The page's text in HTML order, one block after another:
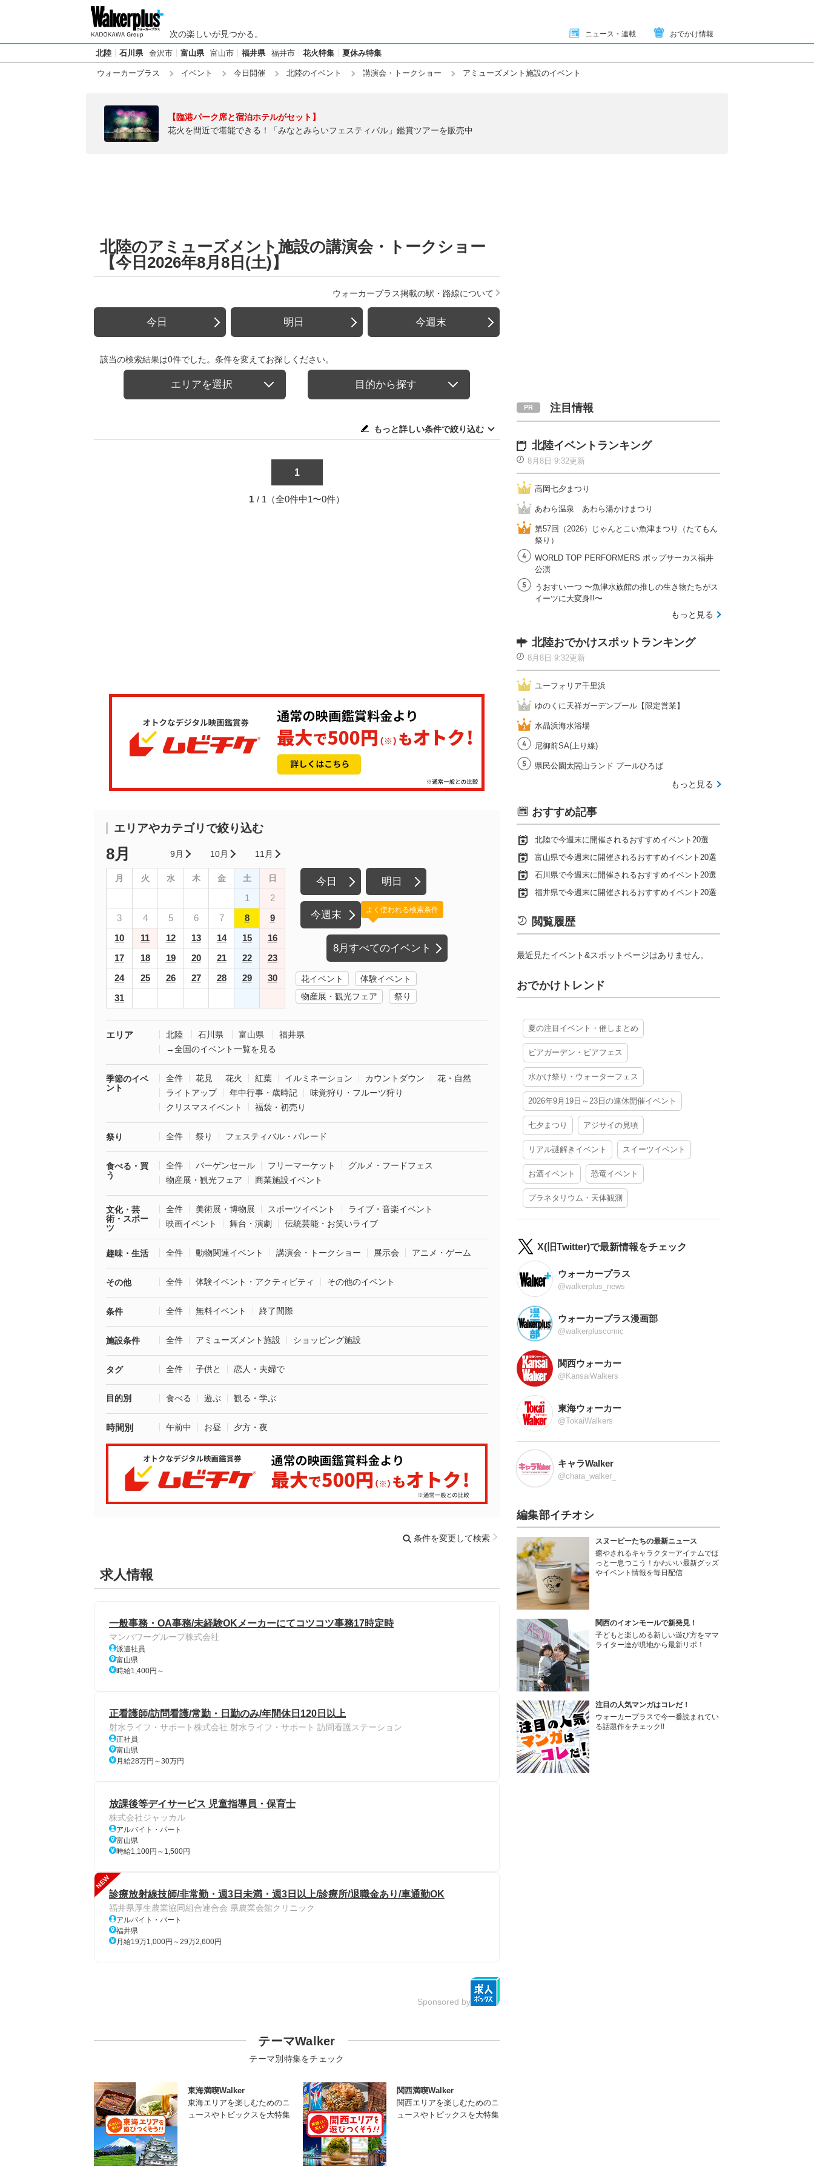
次の楽しいが見つかる。 ニュース・連載 おでかけ情報
北陸 石川県 金沢市 富山県 富山市 福井県 福井市 花火特集 夏休み特集
ウォーカープラス イベント 今日開催 北陸のイベント 講演会・トークショー アミューズメント施設のイベント
【臨港パーク席と宿泊ホテルがセット】
花火を間近で堪能できる！「みなとみらいフェスティバル」鑑賞ツアーを販売中
北陸のアミューズメント施設の講演会・トークショー
【今日2026年8月8日(土)】
ウォーカープラス掲載の駅・路線について
今日 明日 今週末
該当の検索結果は0件でした。条件を変えてお探しください。
エリアを選択 目的から探す
もっと詳しい条件で絞り込む
1
1 / 1（全0件中1〜0件）
エリアやカテゴリで絞り込む
8月 9月 10月 11月
月 火 水 木 金 土 日
1
2
3
4 5 6 7 8
9
10
11 12 13 14 15
16
17
18 19 20 21 22
23
24
25 26 27 28 29
30
31
今日 明日
今週末
8月すべてのイベント
よく使われる検索条件
花イベント
体験イベント
物産展・観光フェア
祭り
エリア 北陸 石川県 富山県
福井県
→全国のイベント一覧を見る
季節のイベ
ント
全件 花見 花火 紅葉 イルミネーション カウントダウン
花・自然
ライトアップ
年中行事・歳時記
味覚狩り・フルーツ狩り
クリスマスイベント
福袋・初売り
祭り 全件 祭り フェスティバル・パレード
食べる・買
う
全件 バーゲンセール フリーマーケット
グルメ・フードフェス
物産展・観光フェア
商業施設イベント
文化・芸
術・スポー
ツ
全件 美術展・博物展 スポーツイベント
ライブ・音楽イベント
映画イベント
舞台・演劇 伝統芸能・お笑いライブ
趣味・生活 全件 動物関連イベント 講演会・トークショー 展示会 アニメ・ゲーム
その他 全件 体験イベント・アクティビティ その他のイベント
条件 全件 無料イベント 終了間際
施設条件 全件 アミューズメント施設 ショッピング施設
タグ 全件 子供と 恋人・夫婦で
目的別 食べる 遊ぶ 観る・学ぶ
時間別 午前中 お昼 夕方・夜
条件を変更して検索
求人情報
一般事務・OA事務/未経験OKメーカーにてコツコツ事務17時定時
マンパワーグループ株式会社
派遣社員
富山県
時給1,400円～
正看護師/訪問看護/常勤・日勤のみ/年間休日120日以上
射水ライフ・サポート株式会社 射水ライフ・サポート 訪問看護ステーション
正社員
富山県
月給28万円～30万円
放課後等デイサービス 児童指導員・保育士
株式会社ジャッカル
アルバイト・パート
富山県
時給1,100円～1,500円
NEW
診療放射線技師/非常勤・週3日未満・週3日以上/診療所/退職金あり/車通勤OK
福井県厚生農業協同組合連合会 県農業会館クリニック
アルバイト・パート
福井県
月給19万1,000円～29万2,600円
Sponsored by
テーマWalker
テーマ別特集をチェック
東海満喫Walker
東海エリアを楽しむためのニ
ュースやトピックスを大特集
関西満喫Walker
関西エリアを楽しむためのニ
ュースやトピックスを大特集
注目情報
北陸イベントランキング
8月8日 9:32更新
高岡七夕まつり
あわら温泉 あわら湯かけまつり
第57回（2026）じゃんとこい魚津まつり（たてもん
祭り）
WORLD TOP PERFORMERS ポップサーカス福井
公演
うおすいーつ 〜魚津水族館の推しの生き物たちがス
イーツに大変身!!〜
もっと見る
北陸おでかけスポットランキング
8月8日 9:32更新
ユーフォリア千里浜
ゆのくに天祥ガーデンプール【限定営業】
水晶浜海水浴場
尼御前SA(上り線)
県民公園太閤山ランド プールひろば
もっと見る
おすすめ記事
北陸で今週末に開催されるおすすめイベント20選
富山県で今週末に開催されるおすすめイベント20選
石川県で今週末に開催されるおすすめイベント20選
福井県で今週末に開催されるおすすめイベント20選
閲覧履歴
最近見たイベント&スポットページはありません。
おでかけトレンド
夏の注目イベント・催しまとめ
ビアガーデン・ビアフェス
水かけ祭り・ウォーターフェス
2026年9月19日～23日の連休開催イベント
七夕まつり アジサイの見頃
リアル謎解きイベント スイーツイベント
お酒イベント 恐竜イベント
プラネタリウム・天体観測
X(旧Twitter)で最新情報をチェック
ウォーカープラス
@walkerplus_news
ウォーカープラス漫画部
@walkerpluscomic
関西ウォーカー
@KansaiWalkers
東海ウォーカー
@TokaiWalkers
キャラWalker
@chara_walker_
編集部イチオシ
スヌーピーたちの最新ニュース
癒やされるキャラクターアイテムでほ
っと一息つこう！かわいい最新グッズ
やイベント情報を毎日配信
関西のイオンモールで新発見！
子どもと楽しめる新しい遊び方をママ
ライター達が現地から最新リポ！
注目の人気マンガはコレだ！
ウォーカープラスで今一番読まれてい
る話題作をチェック!!